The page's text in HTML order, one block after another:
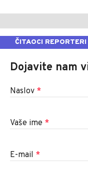
ČITAOCI REPORTERI
Dojavite nam
Naslov *
Vaše ime *
E-mail *